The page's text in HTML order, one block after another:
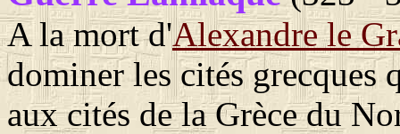
A la mort d'Alexandre le
dominer les cités grecques
aux cités de la Grèce du